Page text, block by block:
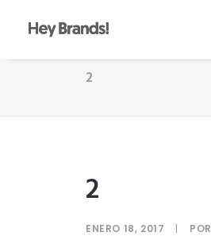
2
2
ENERO 18, 2017 | POR